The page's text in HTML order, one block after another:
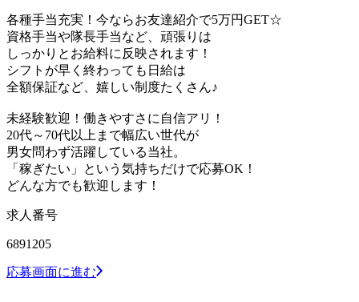
各種手当充実！今ならお友達紹介で5万円GET☆
資格手当や隊長手当など、頑張りは
しっかりとお給料に反映されます！
シフトが早く終わっても日給は
全額保証など、嬉しい制度たくさん♪
未経験歓迎！働きやすさに自信アリ！
20代～70代以上まで幅広い世代が
男女問わず活躍している当社。
「稼ぎたい」という気持ちだけで応募OK！
どんな方でも歓迎します！
求人番号
6891205
応募画面に進む